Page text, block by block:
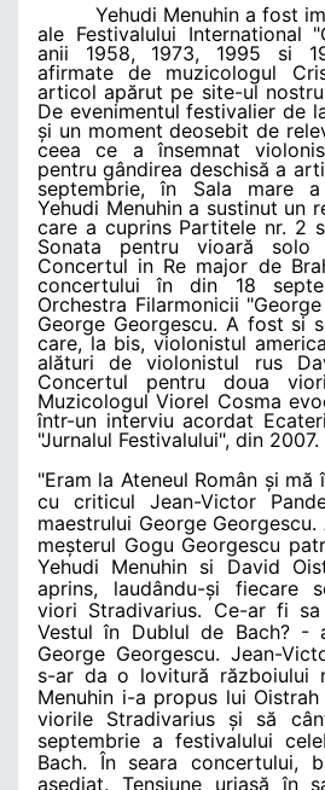
Yehudi Menuhin a fost
ale Festivalului International
anii 1958, 1973, 1995 si
afirmate de muzicologul
articol apărut pe site-ul
De evenimentul festivalier de
și un moment deosebit de
ceea ce a însemnat
pentru gândirea deschisă a
septembrie, în Sala mare a
Yehudi Menuhin a sustinut un
care a cuprins Partitele nr. 2
Sonata pentru vioară
Concertul in Re major de
concertului în din 18
Orchestra Filarmonicii
George Georgescu. A fost si
care, la bis, violonistul
alături de violonistul rus
Concertul pentru doua
Muzicologul Viorel Cosma
într-un interviu acordat
"Jurnalul Festivalului", din 2007.
"Eram la Ateneul Român și mă
cu criticul Jean-Victor
maestrului George
meșterul Gogu Georgescu
Yehudi Menuhin si David
aprins, laudându-și fiecare
viori Stradivarius. Ce-ar fi
Vestul în Dublul de Bach? -
George Georgescu. Jean-
s-ar da o lovitură războiului
Menuhin i-a propus lui
viorile Stradivarius și să
septembrie a festivalului
Bach. În seara concertului,
asediat. Tensiune uriașă în